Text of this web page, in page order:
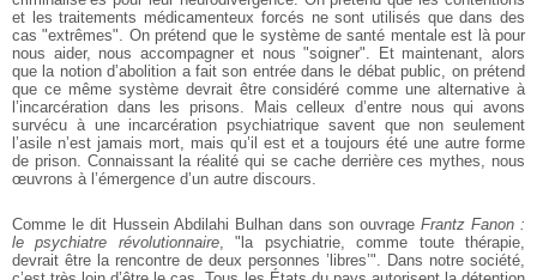
et les traitements médicamenteux forcés ne sont utilisés que dans des
cas "extrêmes". On prétend que le système de santé mentale est là pour
nous aider, nous accompagner et nous "soigner". Et maintenant, alors
que la notion d’abolition a fait son entrée dans le débat public, on prétend
que ce même système devrait être considéré comme une alternative à
l’incarcération dans les prisons. Mais celleux d’entre nous qui avons
survécu à une incarcération psychiatrique savent que non seulement
l’asile n’est jamais mort, mais qu’il est et a toujours été une autre forme
de prison. Connaissant la réalité qui se cache derrière ces mythes, nous
œuvrons à l’émergence d’un autre discours.
Comme le dit Hussein Abdilahi Bulhan dans son ouvrage Frantz Fanon :
le psychiatre révolutionnaire, "la psychiatrie, comme toute thérapie,
devrait être la rencontre de deux personnes ’libres’". Dans notre société,